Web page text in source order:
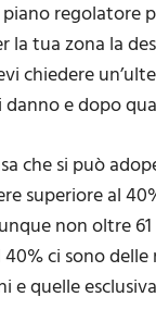
piano regolatore
la tua zona la
chiedere
danno e dopo
che si può
superiore al
non oltre
ci sono
e quelle